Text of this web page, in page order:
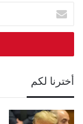
أدخل
بريدك
الالكتروني
أخترنا لكم